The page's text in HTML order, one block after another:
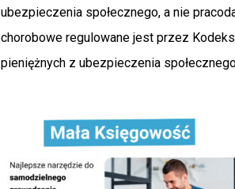
ubezpieczenia społecznego, a nie
chorobowe regulowane jest przez
pieniężnych z ubezpieczenia